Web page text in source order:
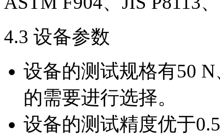
4.3 设备参数
设备的测试规格有50
的需要进行选择。
设备的测试精度优于